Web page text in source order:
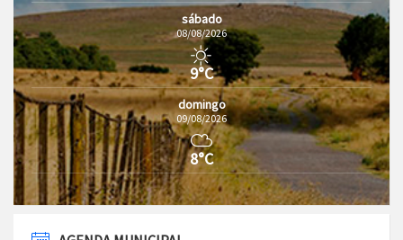
sábado
08/08/2026
9°C
domingo
09/08/2026
8°C